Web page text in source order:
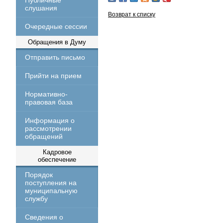
слушания
Очередные сессии
Обращения в Думу
Отправить письмо
Прийти на прием
Нормативно-
правовая база
Информация о
рассмотрении
обращений
Кадровое
обеспечение
Порядок
поступления на
муниципальную
службу
Сведения о
Возврат к списку